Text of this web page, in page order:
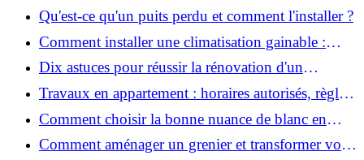
Qu'est-ce qu'un puits perdu et comment l'installer ?
Comment installer une climatisation gainable :
coût, étapes et conseils ?
Dix astuces pour réussir la rénovation d'un
appartement
Travaux en appartement : horaires autorisés, règles
et bonnes pratiques
Comment choisir la bonne nuance de blanc en
décoration et éviter les pièges ?
Comment aménager un grenier et transformer vos